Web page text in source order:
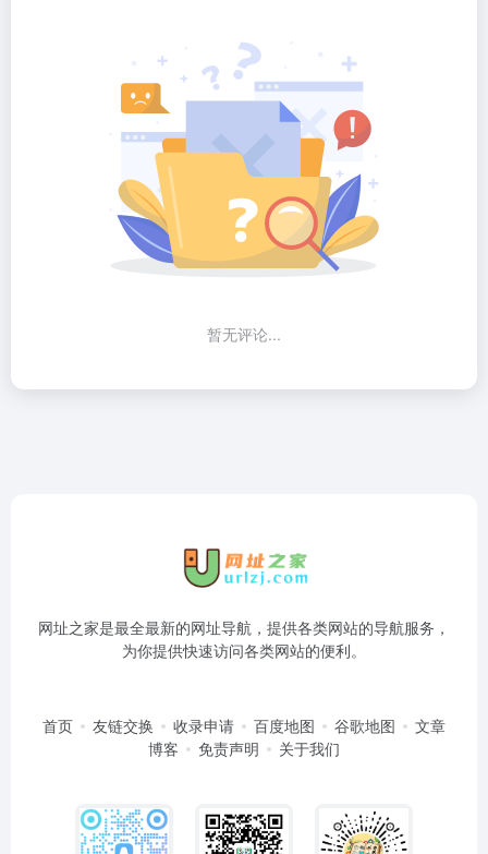
暂无评论...
网址之家是最全最新的网址导航，提供各类网站的导航服务，
为你提供快速访问各类网站的便利。
首页 友链交换 收录申请 百度地图 谷歌地图
文章
博客
免责声明 关于我们